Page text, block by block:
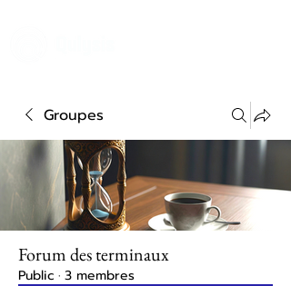
Groupes
Forum des terminaux
Public · 3 membres